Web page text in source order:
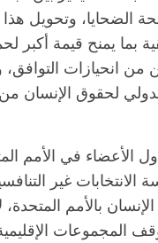
الضحايا، وتحويل هذا
بما يمنح قيمة أكبر
من انحيازات
لحقوق الإنسان
الأعضاء في الأمم
الانتخابات غير
بالأمم المتحدة،
المجموعات